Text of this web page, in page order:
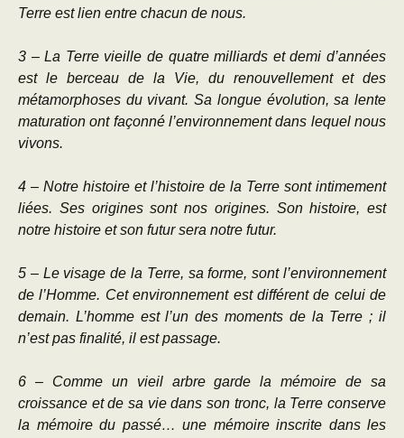
Terre est lien entre chacun de nous.
3 – La Terre vieille de quatre milliards et demi d’années
est le berceau de la Vie, du renouvellement et des
métamorphoses du vivant. Sa longue évolution, sa lente
maturation ont façonné l’environnement dans lequel nous
vivons.
4 – Notre histoire et l’histoire de la Terre sont intimement
liées. Ses origines sont nos origines. Son histoire, est
notre histoire et son futur sera notre futur.
5 – Le visage de la Terre, sa forme, sont l’environnement
de l’Homme. Cet environnement est différent de celui de
demain. L’homme est l’un des moments de la Terre ; il
n’est pas finalité, il est passage.
6 – Comme un vieil arbre garde la mémoire de sa
croissance et de sa vie dans son tronc, la Terre conserve
la mémoire du passé… une mémoire inscrite dans les